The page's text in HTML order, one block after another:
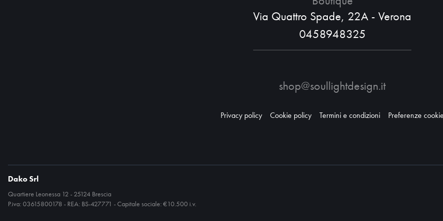
Via Quattro Spade, 22A - Verona
0458948325
shop@soullightdesign.it
Privacy policy Cookie policy Termini e condizioni Preferenze cookie
Dako Srl
Quartiere Leonessa 12 - 25124 Brescia
P.iva: 03615800178 - REA: BS-427771 - Capitale sociale: €10.500 i.v.